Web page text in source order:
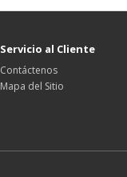
Servicio al Cliente
Contáctenos
Mapa del Sitio